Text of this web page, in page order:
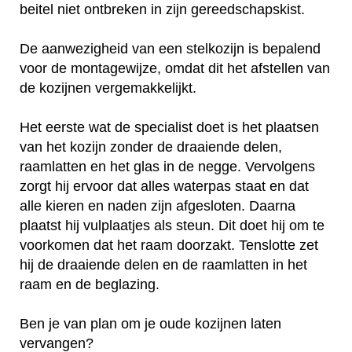
beitel niet ontbreken in zijn gereedschapskist.
De aanwezigheid van een stelkozijn is bepalend
voor de montagewijze, omdat dit het afstellen van
de kozijnen vergemakkelijkt.
Het eerste wat de specialist doet is het plaatsen
van het kozijn zonder de draaiende delen,
raamlatten en het glas in de negge. Vervolgens
zorgt hij ervoor dat alles waterpas staat en dat
alle kieren en naden zijn afgesloten. Daarna
plaatst hij vulplaatjes als steun. Dit doet hij om te
voorkomen dat het raam doorzakt. Tenslotte zet
hij de draaiende delen en de raamlatten in het
raam en de beglazing.
Ben je van plan om je oude kozijnen laten
vervangen?